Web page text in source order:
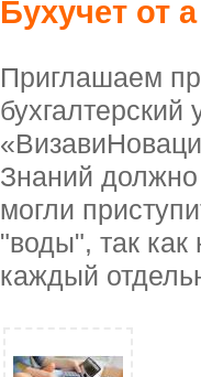
Бухучет от
Приглашаем
Знаний
могли
"воды", так
каждый